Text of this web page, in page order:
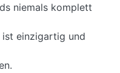
niemals komplett
ist einzigartig und